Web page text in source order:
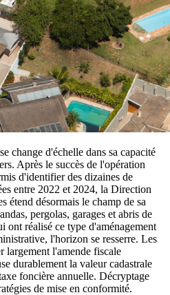
change d'échelle dans sa capacité
Après le succès de l'opération
d'identifier des dizaines de
entre 2022 et 2024, la Direction
étend désormais le champ de sa
pergolas, garages et abris de
ont réalisé ce type d'aménagement
l'horizon se resserre. Les
largement l'amende fiscale
durablement la valeur cadastrale
foncière annuelle. Décryptage
de mise en conformité.